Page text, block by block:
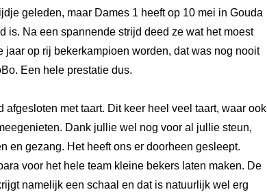
geleden, maar Dames 1 heeft op 10 mei in Gouda
is. Na een spannende strijd deed ze wat het moest
jaar op rij bekerkampioen worden, dat was nog nooit
Een hele prestatie dus.
afgesloten met taart. Dit keer heel veel taart, waar ook
Dank jullie wel nog voor al jullie steun,
en gezang. Het heeft ons er doorheen gesleept.
voor het hele team kleine bekers laten maken. De
namelijk een schaal en dat is natuurlijk wel erg